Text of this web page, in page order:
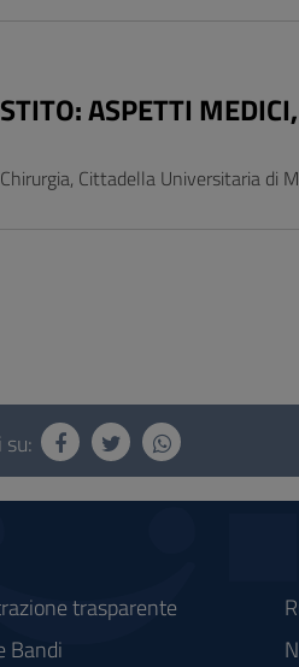
ASPETTI
Cittadella Universitaria di
trasparente
Bandi